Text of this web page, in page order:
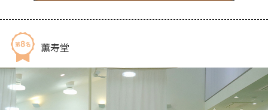
薫寿堂